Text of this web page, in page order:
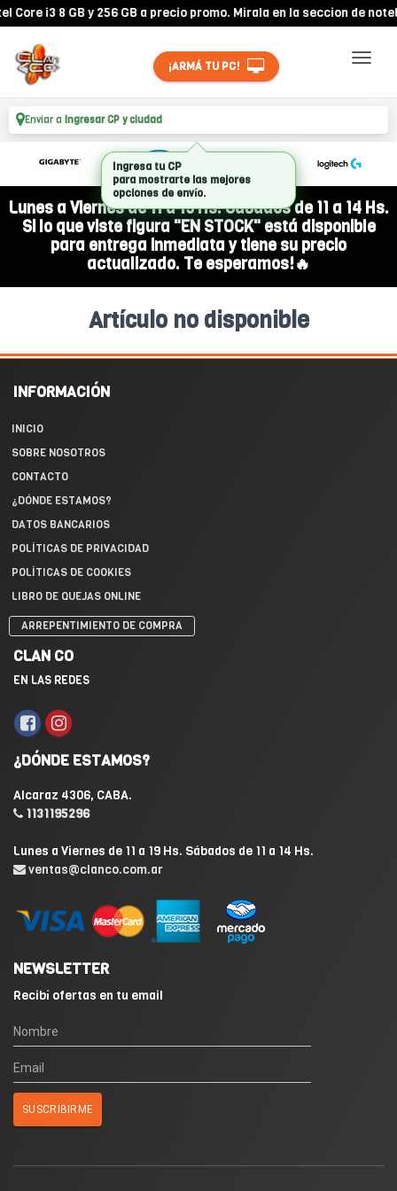
i3 8 GB y 256 GB a precio promo. Mirala en la seccion de
¡ARMÁ TU PC!
Enviar a Ingresar CP y ciudad
Lunes a Viernes de 11 a 19 Hs. Sábados de 11 a 14 Hs.
Si lo que viste figura "EN STOCK" está disponible
para entrega inmediata y tiene su precio
actualizado. Te esperamos!🔥
Artículo no disponible
INFORMACIÓN
INICIO
SOBRE NOSOTROS
CONTACTO
¿DÓNDE ESTAMOS?
DATOS BANCARIOS
POLÍTICAS DE PRIVACIDAD
POLÍTICAS DE COOKIES
LIBRO DE QUEJAS ONLINE
ARREPENTIMIENTO DE COMPRA
CLAN CO
EN LAS REDES
¿DÓNDE ESTAMOS?
Alcaraz 4306, CABA.
1131195296
Lunes a Viernes de 11 a 19 Hs. Sábados de 11 a 14 Hs.
ventas@clanco.com.ar
NEWSLETTER
Recibí ofertas en tu email
Ingresa tu CP
para mostrarte las mejores
opciones de envío.